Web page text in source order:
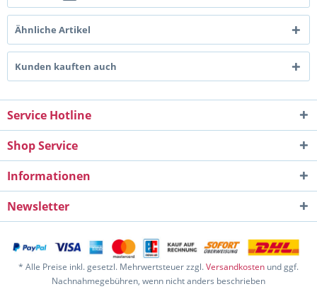
Ähnliche Artikel
Kunden kauften auch
Service Hotline
Shop Service
Informationen
Newsletter
* Alle Preise inkl. gesetzl. Mehrwertsteuer zzgl.Versandkosten und ggf.
Nachnahmegebühren, wenn nicht anders beschrieben